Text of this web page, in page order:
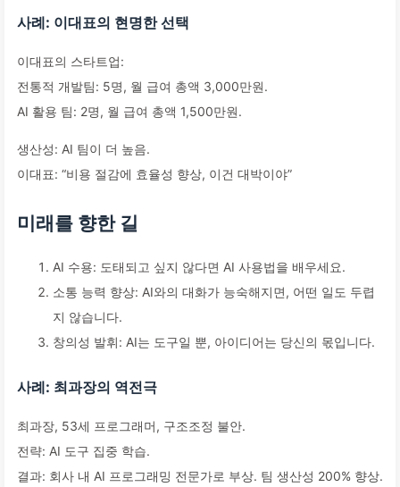
사례: 이대표의 현명한 선택
이대표의 스타트업:
전통적 개발팀: 5명, 월 급여 총액 3,000만원.
AI 활용 팀: 2명, 월 급여 총액 1,500만원.
생산성: AI 팀이 더 높음.
이대표: “비용 절감에 효율성 향상, 이건 대박이야”
미래를 향한 길
AI 수용: 도태되고 싶지 않다면 AI 사용법을 배우세요.
소통 능력 향상: AI와의 대화가 능숙해지면, 어떤 일도 두렵
지 않습니다.
창의성 발휘: AI는 도구일 뿐, 아이디어는 당신의 몫입니다.
사례: 최과장의 역전극
최과장, 53세 프로그래머, 구조조정 불안.
전략: AI 도구 집중 학습.
결과: 회사 내 AI 프로그래밍 전문가로 부상. 팀 생산성 200% 향상.